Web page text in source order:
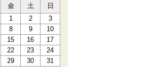
金 土
日
1
2
3
8 9
10
15 16
17
22 23
24
29 30 31